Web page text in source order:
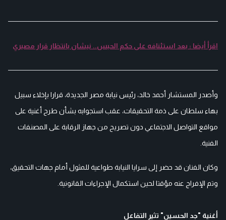
اقرأ أيضا : بعد استئنافه على حكم الحبس.. نيشان بانتظار قرار مصيري
وأصدر المستشار أحمد خالد، رئيس نيابة مصر الجديدة، قرارا بإخلاء سبيل
بهاء سلطان على ذمة التحقيقات، عقب استجوابه بشأن طرح أغنية على
مواقع التواصل الاجتماعي دون تصريح من جهاز الرقابة على المصنفات
الفنية.
وكان الفنان قد حضر إلى سرايا النيابة طواعية للمثول أمام جهات التحقيق،
وتم الإفراج عنه مؤقتا لحين استكمال الإجراءات القانونية.
أغنية "جد الحسين" تثير التفاعل